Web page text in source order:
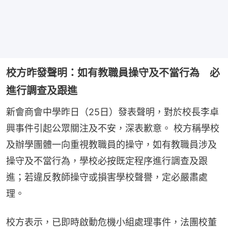
校方昨發聲明：如有教職員操守及不當行為 必
進行調查及跟進
新會商會中學昨日（25日）發表聲明，對於校長李卓
興事件引起公眾關注及不安，深表歉意。 校方稱學校
及辦學團體一向重視教職員的操守，如有教職員涉及
操守及不當行為，學校必按既定程序進行調查及跟
進；若違反教師操守或損害學校聲譽，定必嚴肅處
理。
校方表示，已即時啟動危機小組處理事件，法團校董